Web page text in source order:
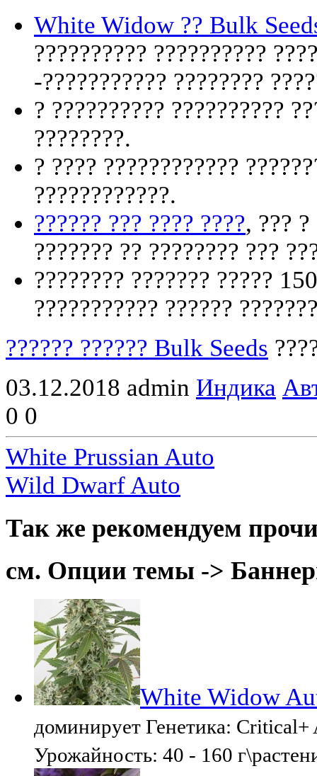
White Widow ?? Bulk
?????????? ??????????
-??????????? ????????
? ?????????? ??????????
????????.
? ???? ????????????
????????????.
?????? ??? ???? ????, ???
??????? ?? ???????? ???
???????? ??????? ?????
??????????? ??????
?????? ?????? Bulk Seeds
03.12.2018 admin Индика
0 0
White Prussian Auto
Wild Dwarf Auto
Так же рекомендуем
см. Опции темы ->
White Widow
доминирует Генетика:
Урожайность: 40 - 160